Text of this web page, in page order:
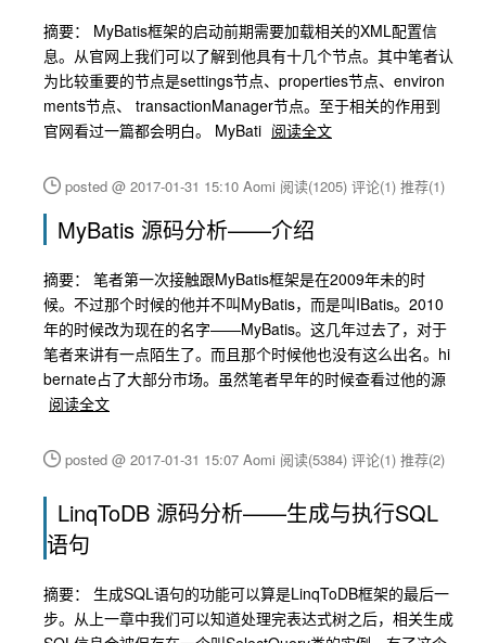
摘要： MyBatis框架的启动前期需要加载相关的XML配置信
息。从官网上我们可以了解到他具有十几个节点。其中笔者认
为比较重要的节点是settings节点、properties节点、environ
ments节点、 transactionManager节点。至于相关的作用到
官网看过一篇都会明白。 MyBati 阅读全文
posted @ 2017-01-31 15:10 Aomi 阅读(1205) 评论(1) 推荐(1)
MyBatis 源码分析——介绍
摘要： 笔者第一次接触跟MyBatis框架是在2009年未的时
候。不过那个时候的他并不叫MyBatis，而是叫IBatis。2010
年的时候改为现在的名字——MyBatis。这几年过去了，对于
笔者来讲有一点陌生了。而且那个时候他也没有这么出名。hi
bernate占了大部分市场。虽然笔者早年的时候查看过他的源
阅读全文
posted @ 2017-01-31 15:07 Aomi 阅读(5384) 评论(1) 推荐(2)
LinqToDB 源码分析——生成与执行SQL
语句
摘要： 生成SQL语句的功能可以算是LinqToDB框架的最后一
步。从上一章中我们可以知道处理完表达式树之后，相关生成